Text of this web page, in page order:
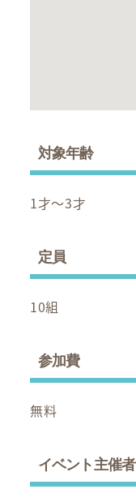
対象年齢
1才～3才
定員
10組
参加費
無料
イベント主催者